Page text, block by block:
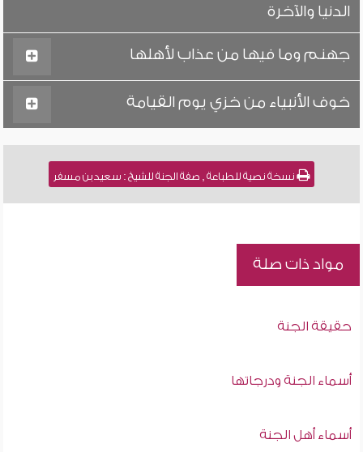
الدنيا والآخرة
جهنم وما فيها من عذاب لأهلها
خوف الأنبياء من خزي يوم القيامة
نسخة نصية للطباعة , صفة الجنة للشيخ : سعيد بن مسفر
مواد ذات صلة
حقيقة الجنة
أسماء الجنة ودرجاتها
أسماء أهل الجنة